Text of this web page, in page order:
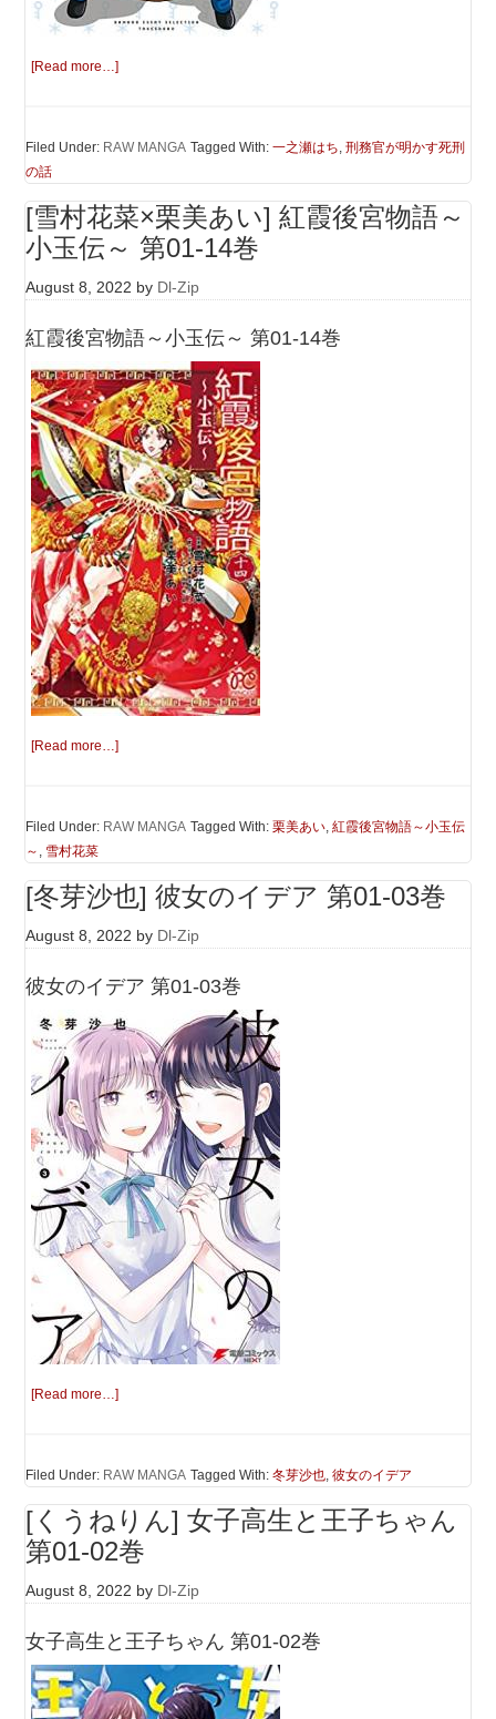
[Read more…]
Filed Under: RAW MANGA Tagged With:一之瀬はち,刑務官が明かす死刑
の話
[雪村花菜×栗美あい] 紅霞後宮物語～
小玉伝～ 第01-14巻
August 8, 2022 by Dl-Zip
紅霞後宮物語～小玉伝～ 第01-14巻
[Read more…]
Filed Under: RAW MANGA Tagged With:栗美あい,紅霞後宮物語～小玉伝
～ , 雪村花菜
[冬芽沙也] 彼女のイデア 第01-03巻
August 8, 2022 by Dl-Zip
彼女のイデア 第01-03巻
[Read more…]
Filed Under: RAW MANGA Tagged With:冬芽沙也,彼女のイデア
[くうねりん] 女子高生と王子ちゃん
第01-02巻
August 8, 2022 by Dl-Zip
女子高生と王子ちゃん 第01-02巻